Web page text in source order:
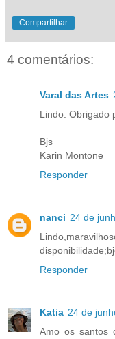
Compartilhar
4 comentários:
Varal das Artes
Lindo. Obrigado
Bjs
Karin Montone
Responder
nanci 24 de
Responder
Katia 24 de
Amo os santos